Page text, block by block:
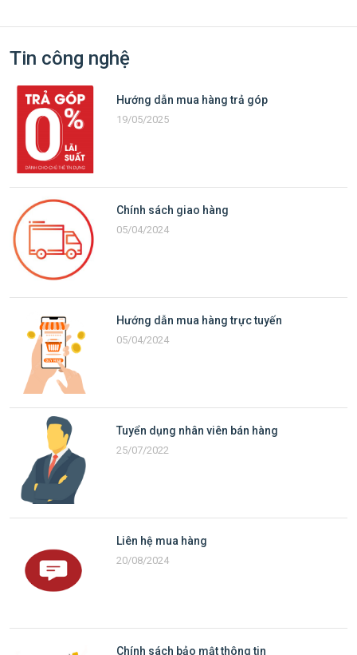
Tin công nghệ
Hướng dẫn mua hàng trả góp
19/05/2025
Chính sách giao hàng
05/04/2024
Hướng dẫn mua hàng trực tuyến
05/04/2024
Tuyển dụng nhân viên bán hàng
25/07/2022
Liên hệ mua hàng
20/08/2024
Chính sách bảo mật thông tin